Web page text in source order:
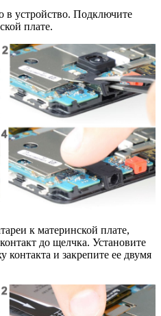
в устройство. Подключите
плате.
к материнской плате,
до щелчка. Установите
контакта и закрепите ее двумя